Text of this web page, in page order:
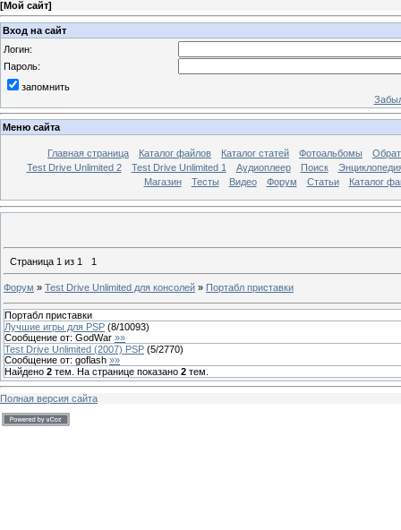
[Мой сайт]
Вход на сайт
Логин:
Пароль:
запомнить
Меню сайта
Главная страница Каталог файлов Каталог статей Фотоальбомы
Test Drive Unlimited 2
Test Drive Unlimited 1 Аудиоплеер Поиск
Магазин
Тесты Видео Форум Статьи Каталог
Страница 1 из 1 1
Форум » Test Drive Unlimited для консолей » Портабл приставки
Портабл приставки
Лучшие игры для PSP (8/10093)
Сообщение от: GodWar »»
Test Drive Unlimited (2007) PSP (5/2770)
Сообщение от: goflash »»
Найдено 2 тем. На странице показано 2 тем.
Полная версия сайта